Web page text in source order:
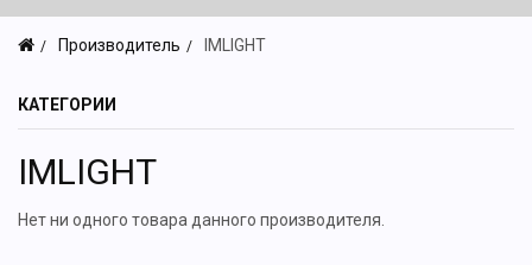
Производитель IMLIGHT
КАТЕГОРИИ
IMLIGHT
Нет ни одного товара данного производителя.